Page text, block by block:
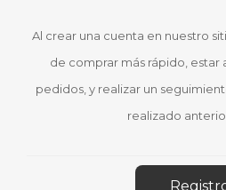
Al crear una cuenta en nuestro
de comprar más rápido, estar
pedidos, y realizar un
realizado